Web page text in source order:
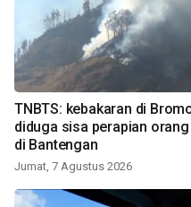
TNBTS: kebakaran di
diduga sisa perapian orang
di Bantengan
Jumat, 7 Agustus 2026